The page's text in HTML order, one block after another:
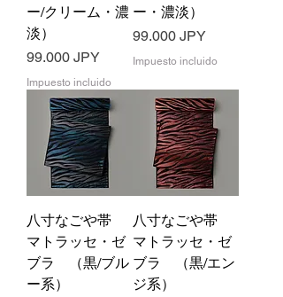
ー/クリーム・濃
淡）
Precio
99.000 JPY
Impuesto incluido
ー・濃淡）
Precio
99.000 JPY
Impuesto incluido
八寸なごや帯
マトラッセ・ゼ
ブラ （黒/ブル
ー系）
八寸なごや帯
マトラッセ・ゼ
ブラ （黒/エン
ジ系）